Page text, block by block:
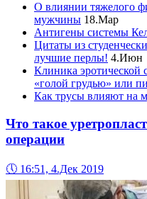
О влиянии тяжелого
мужчины 18.Мар
Антигены системы
Цитаты из
лучшие перлы! 4.Июн
Клиника эротической
«голой грудью» или
Как трусы влияют на
Что такое
операции
🕔 16:51, 4.Дек 2019